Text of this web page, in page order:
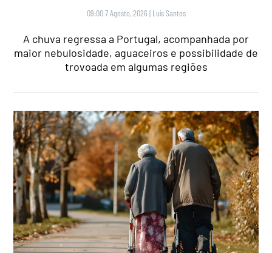
09:00 7 Agosto, 2026 | Luís Santos
A chuva regressa a Portugal, acompanhada por
maior nebulosidade, aguaceiros e possibilidade de
trovoada em algumas regiões